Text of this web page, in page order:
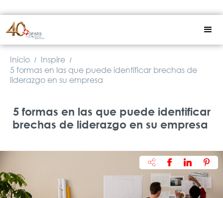
Inicio / Inspire /
5 formas en las que puede identificar brechas de
liderazgo en su empresa
5 formas en las que puede identificar
brechas de liderazgo en su empresa